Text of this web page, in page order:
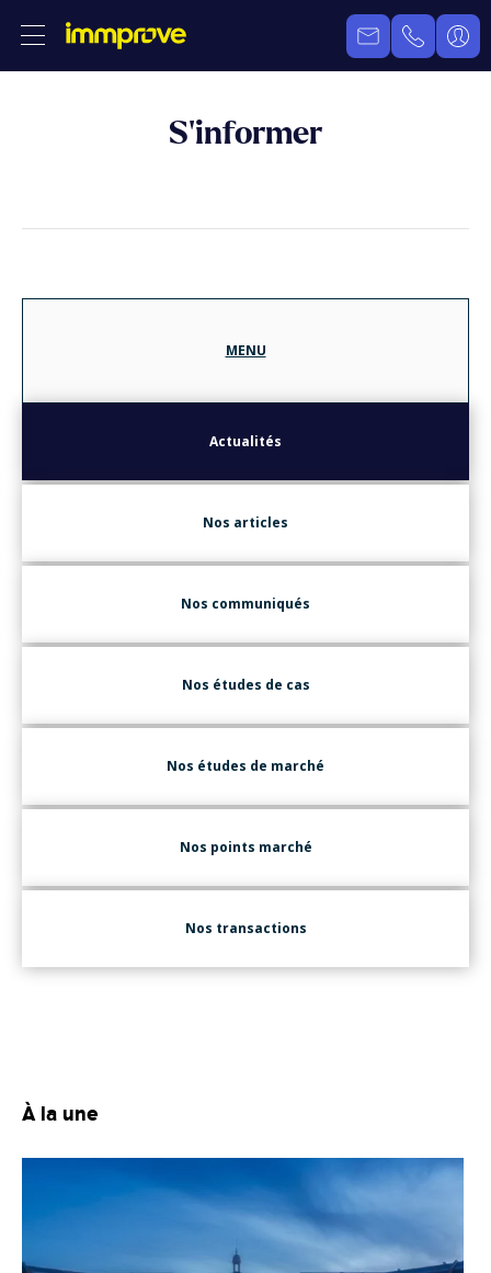
S’informer
À la une
MENU
Actualités
Nos articles
Nos communiqués
Nos études de cas
Nos études de marché
Nos points marché
Nos transactions